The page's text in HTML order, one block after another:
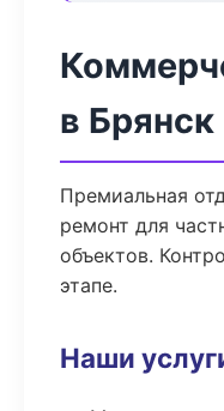
в Брянск
Премиальная
ремонт для
объектов.
этапе.
Наши